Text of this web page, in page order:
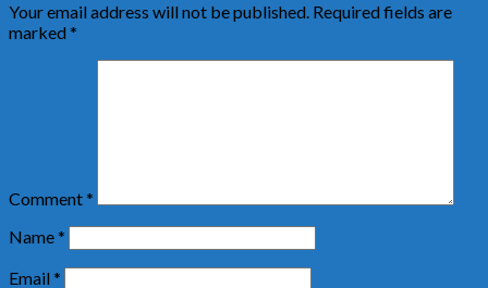
Your email address will not be published. Required fields are
marked*
Comment*
Name*
Email*